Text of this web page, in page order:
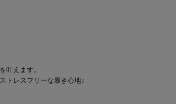
叶えます。
トレスフリーな履き心地♪